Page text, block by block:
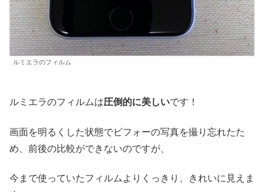
ルミエラのフィルム
ルミエラのフィルムは圧倒的に美しいです！
画面を明るくした状態でビフォーの写真を撮り忘れたた
め、前後の比較ができないのですが、
今まで使っていたフィルムよりくっきり、きれいに見えま